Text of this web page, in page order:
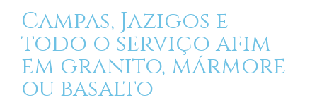
Campas, Jazigos e
todo o serviço afim
em granito, mármore
ou basalto